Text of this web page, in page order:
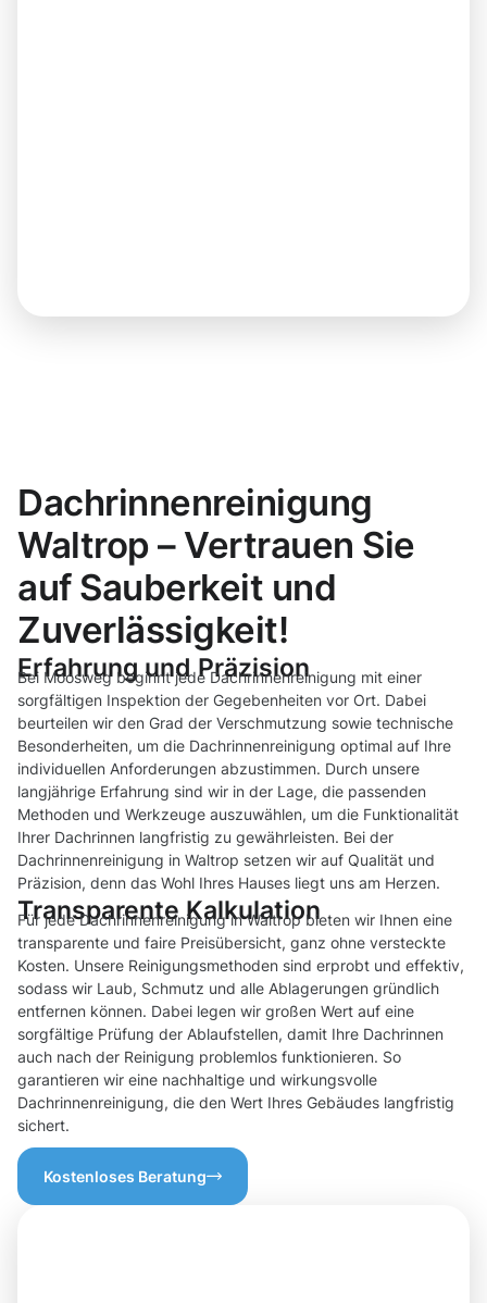
Dachrinnenreinigung
Waltrop – Vertrauen Sie
auf Sauberkeit und
Zuverlässigkeit!
Erfahrung und Präzision
Bei Moosweg beginnt jede Dachrinnenreinigung mit einer
sorgfältigen Inspektion der Gegebenheiten vor Ort. Dabei
beurteilen wir den Grad der Verschmutzung sowie technische
Besonderheiten, um die Dachrinnenreinigung optimal auf Ihre
individuellen Anforderungen abzustimmen. Durch unsere
langjährige Erfahrung sind wir in der Lage, die passenden
Methoden und Werkzeuge auszuwählen, um die Funktionalität
Ihrer Dachrinnen langfristig zu gewährleisten. Bei der
Dachrinnenreinigung in Waltrop setzen wir auf Qualität und
Präzision, denn das Wohl Ihres Hauses liegt uns am Herzen.
Transparente Kalkulation
Für jede Dachrinnenreinigung in Waltrop bieten wir Ihnen eine
transparente und faire Preisübersicht, ganz ohne versteckte
Kosten. Unsere Reinigungsmethoden sind erprobt und effektiv,
sodass wir Laub, Schmutz und alle Ablagerungen gründlich
entfernen können. Dabei legen wir großen Wert auf eine
sorgfältige Prüfung der Ablaufstellen, damit Ihre Dachrinnen
auch nach der Reinigung problemlos funktionieren. So
garantieren wir eine nachhaltige und wirkungsvolle
Dachrinnenreinigung, die den Wert Ihres Gebäudes langfristig
sichert.
Kostenloses Beratung